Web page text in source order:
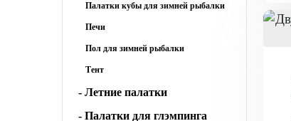
Палатки кубы для зимней рыбалки
Печи
Пол для зимней рыбалки
Тент
- Летние палатки
- Палатки для глэмпинга